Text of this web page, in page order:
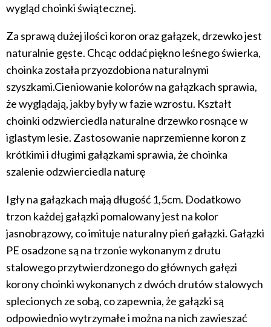
wygląd choinki świątecznej.
Za sprawą dużej ilości koron oraz gałązek, drzewko jest
naturalnie gęste. Chcąc oddać piękno leśnego świerka,
choinka została przyozdobiona naturalnymi
szyszkami.Cieniowanie kolorów na gałązkach sprawia,
że wyglądają, jakby były w fazie wzrostu. Kształt
choinki odzwierciedla naturalne drzewko rosnące w
iglastym lesie. Zastosowanie naprzemienne koron z
krótkimi i długimi gałązkami sprawia, że choinka
szalenie odzwierciedla naturę
Igły na gałązkach mają długość 1,5cm. Dodatkowo
trzon każdej gałązki pomalowany jest na kolor
jasnobrązowy, co imituje naturalny pień gałązki. Gałązki
PE osadzone są na trzonie wykonanym z drutu
stalowego przytwierdzonego do głównych gałęzi
korony choinki wykonanych z dwóch drutów stalowych
splecionych ze sobą, co zapewnia, że gałązki są
odpowiednio wytrzymałe i można na nich zawieszać